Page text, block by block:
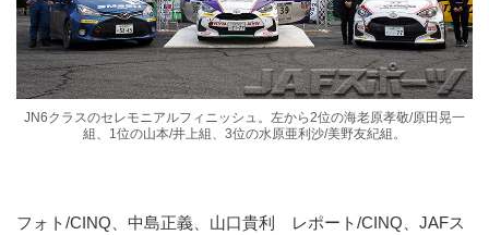
JN6クラスのセレモニアルフィニッシュ。左から2位の海老原孝敬/原田晃一
組、1位の山本/井上組、3位の水原亜利沙/美野友紀組。
フォト/CINQ、中島正義、山口貴利 レポート/CINQ、JAFス